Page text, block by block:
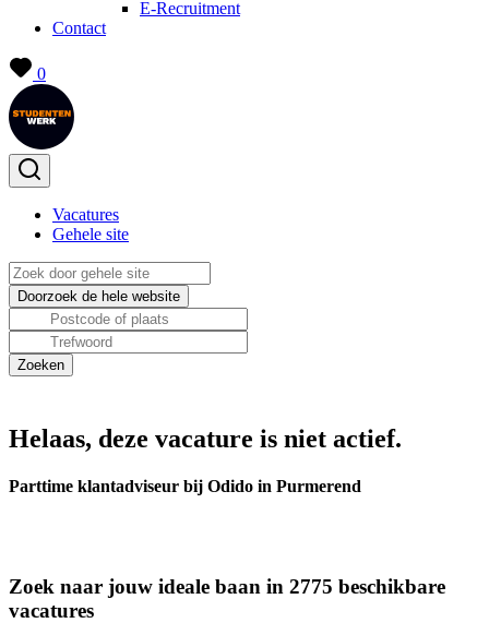
E-Recruitment
Contact
0
Vacatures
Gehele site
Helaas, deze vacature is niet actief.
Parttime klantadviseur bij Odido in Purmerend
Zoek naar jouw ideale baan in 2775 beschikbare
vacatures